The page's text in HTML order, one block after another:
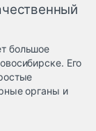
большое
Его
органы и